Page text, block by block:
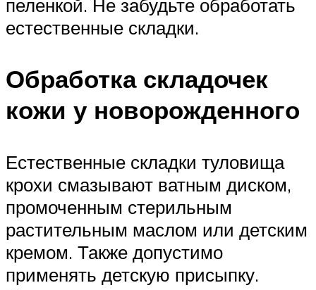
пеленкой. Не забудьте обработать
естественные складки.
Обработка складочек
кожи у новорожденного
Естественные складки туловища
крохи смазывают ватным диском,
промоченным стерильным
растительным маслом или детским
кремом. Также допустимо
применять детскую присыпку.